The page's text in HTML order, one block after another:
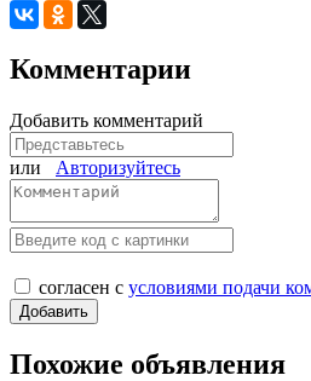
Комментарии
Добавить комментарий
или Авторизуйтесь
согласен с условиями подачи
Похожие объявления